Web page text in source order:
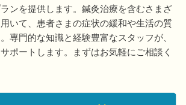
ンを提供します。鍼灸治療を含むさまざ
いて、患者さまの症状の緩和や生活の質
専門的な知識と経験豊富なスタッフが、
ポートします。まずはお気軽にご相談く